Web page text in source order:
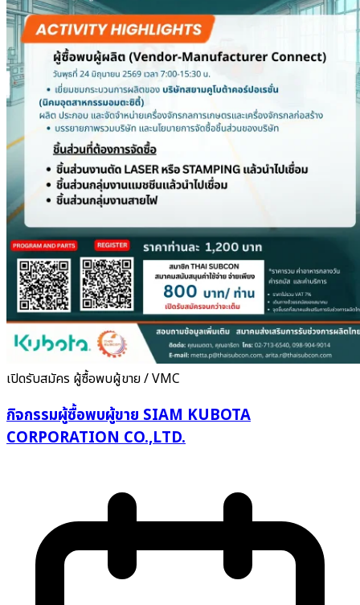
เปิดรับสมัคร ผู้ซื้อพบผู้ขาย / VMC
กิจกรรมผู้ซื้อพบผู้ขาย SIAM KUBOTA
CORPORATION CO.,LTD.